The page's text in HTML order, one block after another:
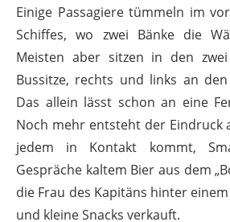
Einige Passagiere tümmeln im
Schiffes, wo zwei Bänke die
Meisten aber sitzen in den
Bussitze, rechts und links an
Das allein lässt schon an eine
Noch mehr entsteht der Eindruck
jedem in Kontakt kommt,
Gespräche kaltem Bier aus dem
die Frau des Kapitäns hinter
und kleine Snacks verkauft.